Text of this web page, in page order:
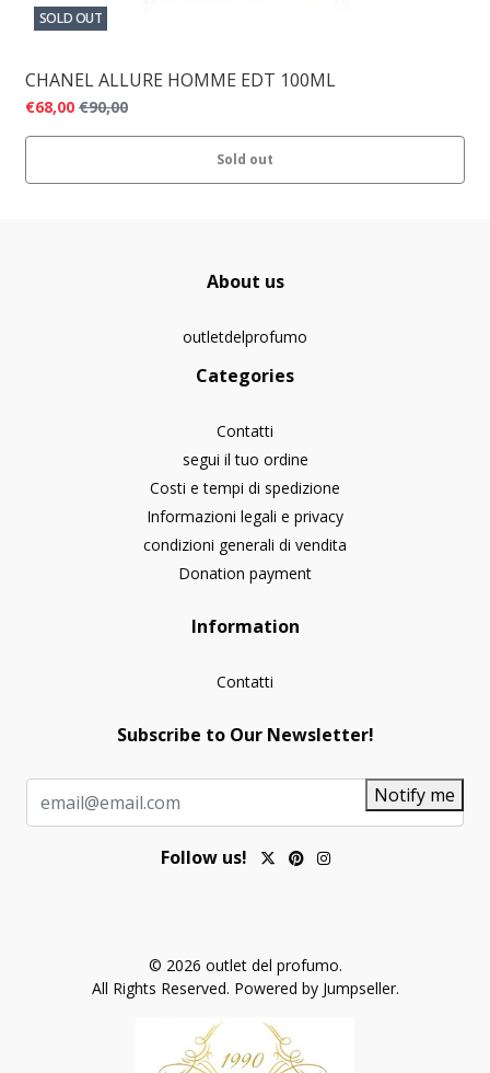
SOLD OUT
CHANEL ALLURE HOMME EDT 100ML
€68,00 €90,00
Sold out
About us
outletdelprofumo
Categories
Contatti
segui il tuo ordine
Costi e tempi di spedizione
Informazioni legali e privacy
condizioni generali di vendita
Donation payment
Information
Contatti
Subscribe to Our Newsletter!
Notify me
Follow us!
© 2026 outlet del profumo.
All Rights Reserved. Powered by Jumpseller.